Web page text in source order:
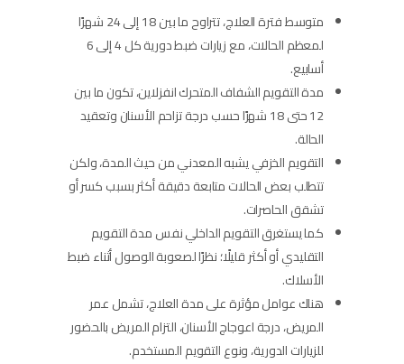
متوسط فترة العلاج، تتراوح ما بين 18 إلى 24 شهرًا
لمعظم الحالات، مع زيارات ضبط دورية كل 4 إلى 6
أسابيع.
مدة التقويم الشفاف المتحرك انفزلاين، تكون ما بين
12 حتى 18 شهرًا حسب درجة تزاحم الأسنان وتعقيد
الحالة.
التقويم الخزفي يشبه المعدني من حيث المدة، ولكن
تتطلب بعض الحالات متابعة دقيقة أكثر بسبب كسر أو
تشقق الحاصرات.
كما يستغرق التقويم الداخلي نفس مدة التقويم
التقليدي أو أكثر قليلًا؛ نظرًا لصعوبة الوصول أثناء ضبط
الأسلاك.
هناك عوامل مؤثرة على مدة العلاج، تشمل عمر
المريض، درجة اعوجاج الأسنان، التزام المريض بالحضور
للزيارات الدورية، ونوع التقويم المستخدم.